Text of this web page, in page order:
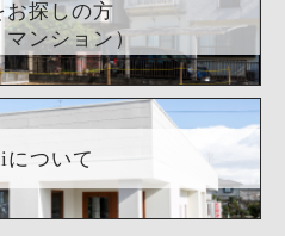
お探しの方
マンション）
について